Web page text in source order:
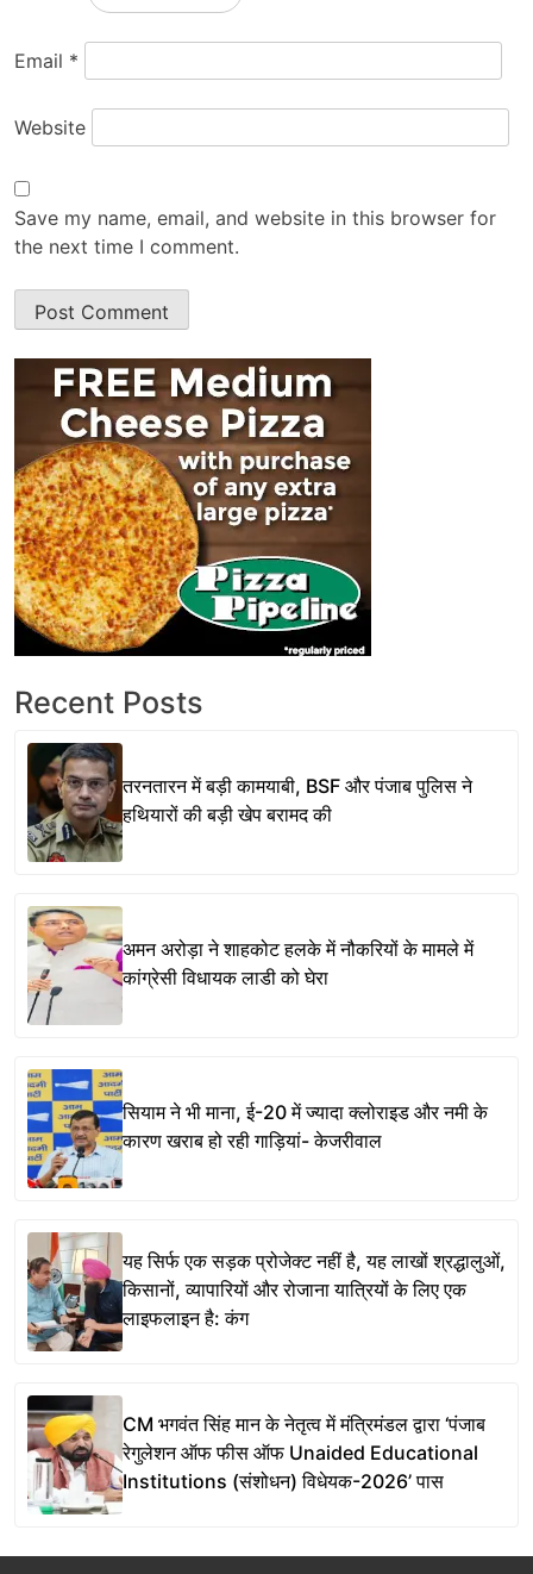
Email *
Website
Save my name, email, and website in this browser for
the next time I comment.
Recent Posts
तरनतारन में बड़ी कामयाबी, BSF और पंजाब पुलिस ने
हथियारों की बड़ी खेप बरामद की
अमन अरोड़ा ने शाहकोट हलके में नौकरियों के मामले में
कांग्रेसी विधायक लाडी को घेरा
सियाम ने भी माना, ई-20 में ज्यादा क्लोराइड और नमी के
कारण खराब हो रही गाड़ियां- केजरीवाल
यह सिर्फ एक सड़क प्रोजेक्ट नहीं है, यह लाखों श्रद्धालुओं,
किसानों, व्यापारियों और रोजाना यात्रियों के लिए एक
लाइफलाइन है: कंग
CM भगवंत सिंह मान के नेतृत्व में मंत्रिमंडल द्वारा ‘पंजाब
रेगुलेशन ऑफ फीस ऑफ Unaided Educational
Institutions (संशोधन) विधेयक-2026’ पास